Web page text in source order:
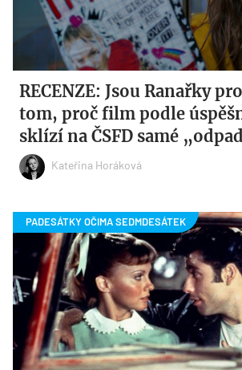
RECENZE: Jsou Ranařky
tom, proč film podle
sklízí na ČSFD samé
Kateřina Horáková